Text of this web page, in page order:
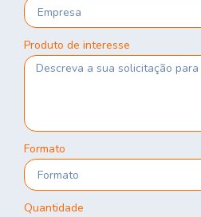
Produto de interesse
Formato
Quantidade